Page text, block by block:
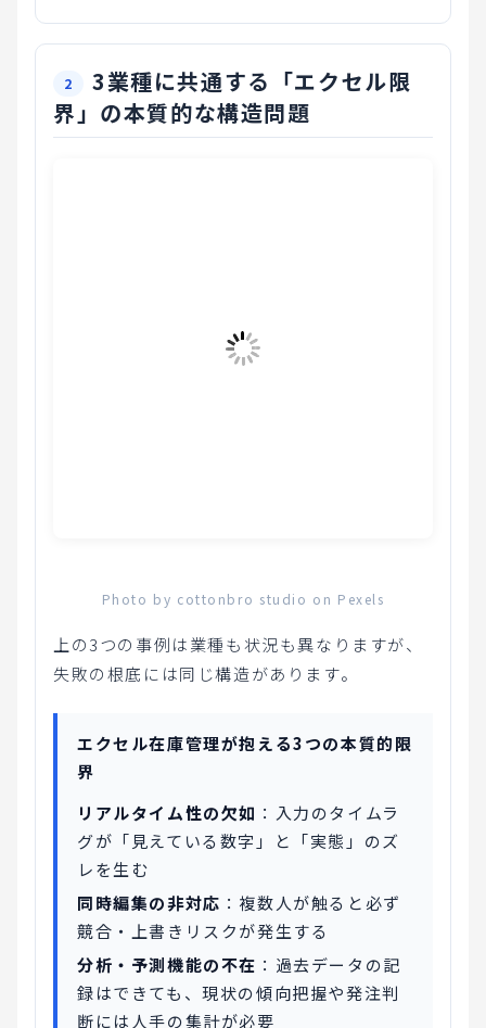
3業種に共通する「エクセル限
界」の本質的な構造問題
Photo by cottonbro studio on Pexels
上の3つの事例は業種も状況も異なりますが、
失敗の根底には同じ構造があります。
エクセル在庫管理が抱える3つの本質的限
界
リアルタイム性の欠如 ：入力のタイムラ
グが「見えている数字」と「実態」のズ
レを生む
同時編集の非対応 ：複数人が触ると必ず
競合・上書きリスクが発生する
分析・予測機能の不在 ：過去データの記
録はできても、現状の傾向把握や発注判
断には人手の集計が必要